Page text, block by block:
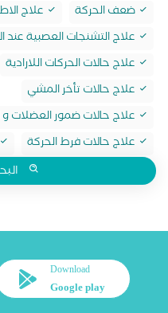
ضعف الحركة
علاج
علاج التشنجات العصبية عند
علاج حالات الحركات اللارادية
علاج حالات تأخر المشي
علاج حالات ضمور العضلات و
علاج حالات فرط الحركة
Download
Google play